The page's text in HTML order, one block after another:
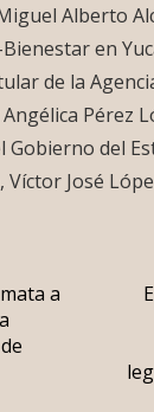
Alberto
en
de la
Pérez
del
Víctor José
a